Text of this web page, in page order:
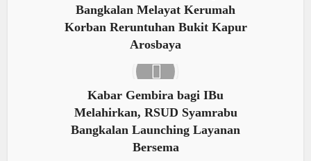
Bangkalan Melayat Kerumah
Korban Reruntuhan Bukit Kapur
Arosbaya
Kabar Gembira bagi IBu
Melahirkan, RSUD Syamrabu
Bangkalan Launching Layanan
Bersema